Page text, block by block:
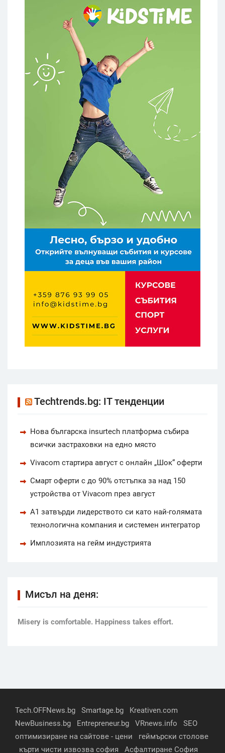
Techtrends.bg: IT тенденции
Нова българска insurtech платформа събира
всички застраховки на едно място
Vivacom стартира август с онлайн „Шок“ оферти
Смарт оферти с до 90% отстъпка за над 150
устройства от Vivacom през август
А1 затвърди лидерството си като най-голямата
технологична компания и системен интегратор
Имплозията на гейм индустрията
Мисъл на деня:
Мisery is comfortable. Happiness takes effort.
Tech.OFFNews.bg Smartage.bg
Kreativen.com
NewBusiness.bg
Entrepreneur.bg VRnews.info
SEO
оптимизиране на сайтове - цени
геймърски столове
кърти чисти извозва софия
Асфалтиране София